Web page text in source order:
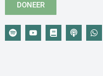
DONEER